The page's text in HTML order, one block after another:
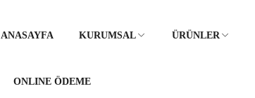
ANASAYFA KURUMSAL ÜRÜNLER
ONLINE ÖDEME